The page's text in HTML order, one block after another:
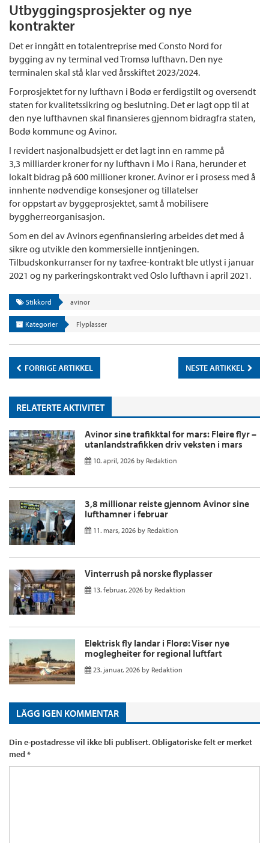
Utbyggingsprosjekter og nye
kontrakter
Det er inngått en totalentreprise med Consto Nord for
bygging av ny terminal ved Tromsø lufthavn. Den nye
terminalen skal stå klar ved årsskiftet 2023/2024.
Forprosjektet for ny lufthavn i Bodø er ferdigstilt og oversendt
staten for kvalitetssikring og beslutning. Det er lagt opp til at
den nye lufthavnen skal finansieres gjennom bidragfra staten,
Bodø kommune og Avinor.
I revidert nasjonalbudsjett er det lagt inn en ramme på
3,3 milliarder kroner for ny lufthavn i Mo i Rana, herunder et
lokalt bidrag på 600 millioner kroner. Avinor er i prosess med å
innhente nødvendige konsesjoner og tillatelser
for oppstart av byggeprosjektet, samt å mobilisere
byggherreorganisasjon.
Som en del av Avinors egenfinansiering arbeides det med å
sikre og utvikle den kommersielle inntjeningen.
Tilbudskonkurranser for ny taxfree-kontrakt ble utlyst i januar
2021 og ny parkeringskontrakt ved Oslo lufthavn i april 2021.
Stikkord avinor
Kategorier Flyplasser
FORRIGE ARTIKKEL NESTE ARTIKKEL
RELATERTE AKTIVITET
Avinor sine trafikktal for mars: Fleire flyr –
utanlandstrafikken driv veksten i mars
10. april, 2026 by Redaktion
3,8 millionar reiste gjennom Avinor sine
lufthamner i februar
11. mars, 2026 by Redaktion
Vinterrush på norske flyplasser
13. februar, 2026 by Redaktion
Elektrisk fly landar i Florø: Viser nye
moglegheiter for regional luftfart
23. januar, 2026 by Redaktion
LÄGG IGEN KOMMENTAR
Din e-postadresse vil ikke bli publisert.Obligatoriske felt er merket
med*